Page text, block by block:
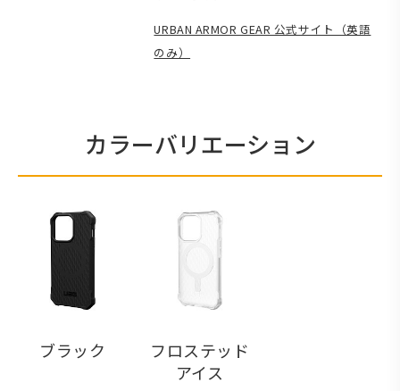
URBAN ARMOR GEAR 公式サイト（英語
のみ）
カラーバリエーション
ブラック
フロステッド
アイス